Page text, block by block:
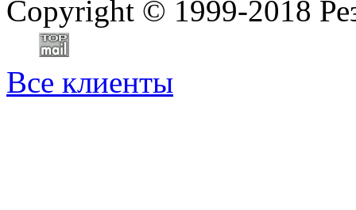
Copyright © 1999-2018
Все клиенты